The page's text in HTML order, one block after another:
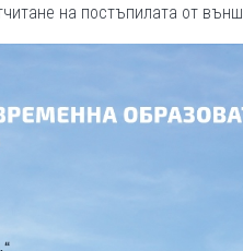
на постъпилата от